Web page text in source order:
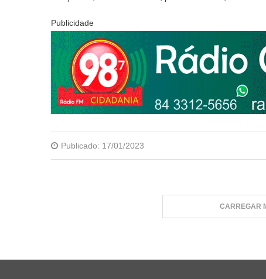
Publicidade
Publicado: 17/01/2023
CARREGAR